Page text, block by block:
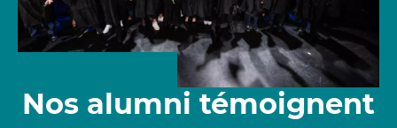
Nos alumni témoignent